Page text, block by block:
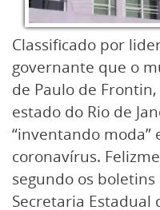
Classificado por
governante que o
de Paulo de
estado do Rio de
“inventando moda”
coronavírus.
segundo os
Secretaria Estadual